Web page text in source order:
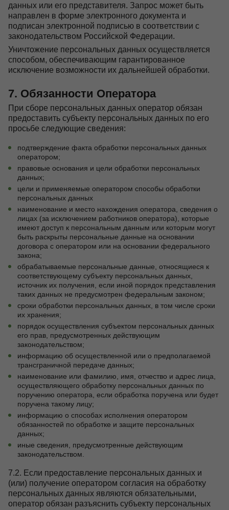
данных или его представителя. Запрос может быть
направлен в форме электронного документа и
подписан электронной подписью в соответствии с
законодательством Российской Федерации.
Уничтожение персональных данных осуществляется
способом, обеспечивающим гарантированное
исключение возможности их дальнейшей обработки.
7. Обязанности Оператора
При сборе персональных данных оператор обязан
предоставить субъекту персональных данных по его
просьбе следующие сведения:
подтверждение факта обработки персональных данных
оператором;
правовые основания и цели обработки персональных
данных;
цели и применяемые оператором способы обработки
персональных данных
наименование и место нахождения оператора, сведения о
лицах (за исключением работников оператора), которые
имеют доступ к персональным данным или которым могут
быть раскрыты персональные данные на основании
договора с оператором или на основании федерального
закона;
обрабатываемые персональные данные, относящиеся к
соответствующему субъекту персональных данных,
источник их получения, если иной порядок представления
таких данных не предусмотрен федеральным законом;
сроки обработки персональных данных, в том числе сроки
их хранения;
порядок осуществления субъектом персональных данных
его прав, предусмотренных действующим
законодательством;
информацию об осуществленной или о предполагаемой
трансграничной передаче данных;
наименование или фамилию, имя, отчество и адрес лица,
осуществляющего обработку персональных данных по
поручению оператора, если обработка поручена или будет
поручена такому лицу;
информацию о способах исполнения оператором
обязанностей по обработке и защите персональных
данных;
иные сведения, предусмотренные действующим
законодательством.
7.2. Если предоставление персональных данных и
(или) получение оператором согласия на обработку
персональных данных являются обязательными,
оператор обязан разъяснить субъекту персональных